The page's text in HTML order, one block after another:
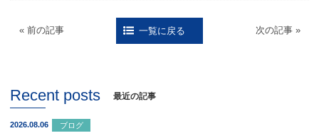
« 前の記事 一覧に戻る 次の記事 »
Recent posts 最近の記事
2026.08.06 ブログ